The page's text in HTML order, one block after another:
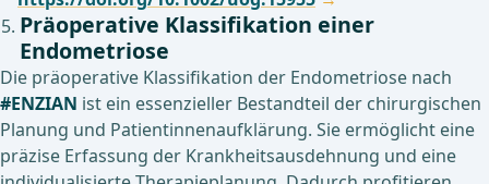
Präoperative Klassifikation einer
Endometriose
Die präoperative Klassifikation der Endometriose nach
#ENZIAN ist ein essenzieller Bestandteil der chirurgischen
Planung und Patientinnenaufklärung. Sie ermöglicht eine
präzise Erfassung der Krankheitsausdehnung und eine